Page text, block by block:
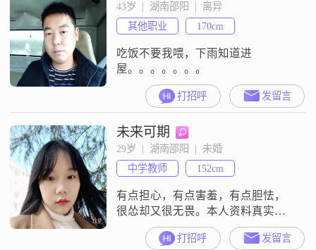
43岁  |  湖南邵阳  |  离异
其他职业
170cm
吃饭不要我喂，下雨知道进
屋。。。。。。。
打招呼 发留言
未来可期
29岁  |  湖南邵阳  |  未婚
中学教师
152cm
有点担心，有点害羞，有点胆怯，
很怂却又很无畏。本人资料真实，
真诚找对像，只找92，94，97年
的，本人有的喜爱生肖配，邵阳工
打招呼 发留言